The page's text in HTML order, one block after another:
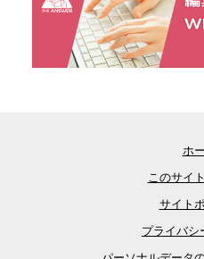
ホ
このサイ
サイト
プライバシ